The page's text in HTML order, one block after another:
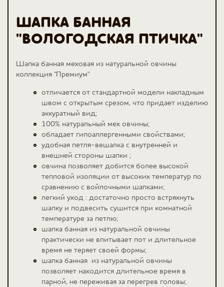
ШАПКА БАННАЯ
"ВОЛОГОДСКАЯ ПТИЧКА"
Шапка банная меховая из натуральной овчины
коллекция "Премиум"
отличается от стандартной модели накладным
швом с открытым срезом, что придает изделию
аккуратный вид;
100% натуральный мех овчины;
обладает гипоаллергенными свойствами;
удобная петля-вешалка с внутренней и
внешней стороны шапки ;
овчина позволяет добится более высокой
тепловой изоляции от высоких температур по
сравнению с войлочными шапками;
легкий уход : достаточно просто встряхнуть
шапку и подвесить сушится при комнатной
температуре за петлю;
шапка банная из натуральной овчины
практически не впитывает пот и длительное
время не теряет своей формы;
шапка банная из натуральной овчины
позволяет находится длительное время в
парной, не переживая за перегрев головы;